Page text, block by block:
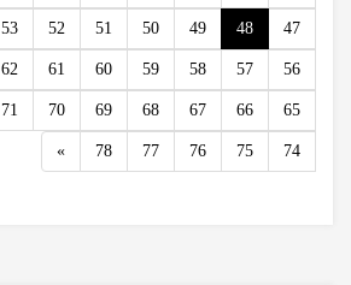
47
48
49
50
51
52
53
56
57
58
59
60
61
62
65
66
67
68
69
70
71
74
75
76
77
78
»
Next